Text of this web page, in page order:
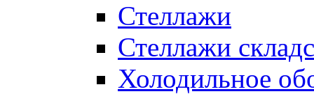
Стеллажи
Стеллажи
Холодильное